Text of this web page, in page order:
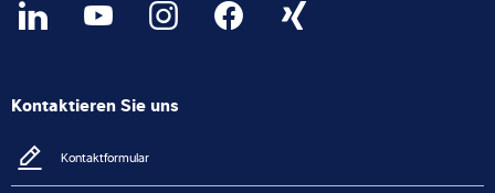
Kontaktieren Sie uns
Kontaktformular